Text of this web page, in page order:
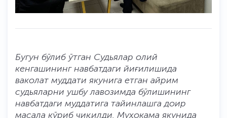
Бугун бўлиб ўтган Судьялар олий
кенгашининг навбатдаги йиғилишида
ваколат муддати якунига етган айрим
судьяларни ушбу лавозимда бўлишининг
навбатдаги муддатига тайинлашга доир
масала кўриб чиқилди. Муҳокама якунида